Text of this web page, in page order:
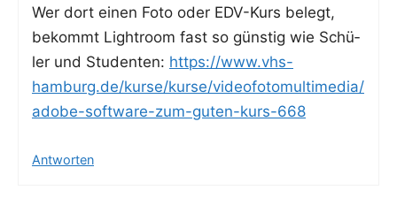
Wer dort einen Foto oder EDV-Kurs belegt,
bekommt Ligh­t­room fast so güns­tig wie Schü­
ler und Stu­den­ten: https://www.vhs-
hamburg.de/kurse/kurse/videofotomultimedia/
adobe-software-zum-guten-kurs-668
Antworten